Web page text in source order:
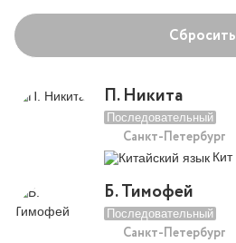
Сбросить
П. Никита
Последовательный
Санкт-Петербург
Кит
Б. Тимофей
Последовательный
Санкт-Петербург